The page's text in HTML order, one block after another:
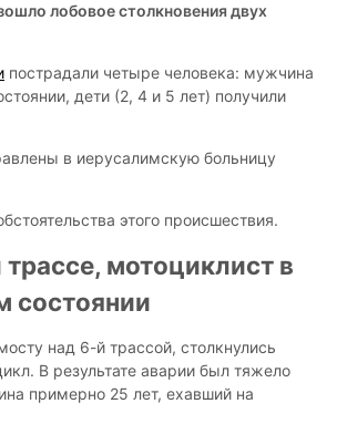
лобовое столкновения двух
пострадали четыре человека: мужчина
дети (2, 4 и 5 лет) получили
в иерусалимскую больницу
этого происшествия.
мотоциклист в
состоянии
над 6-й трассой, столкнулись
В результате аварии был тяжело
примерно 25 лет, ехавший на